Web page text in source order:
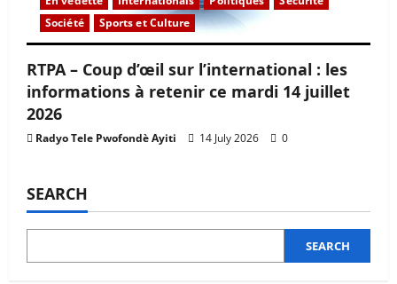
Société
Sports et Culture
RTPA – Coup d’œil sur l’international : les
informations à retenir ce mardi 14 juillet
2026
Radyo Tele Pwofondè Ayiti 14 July 2026 0
SEARCH
SEARCH